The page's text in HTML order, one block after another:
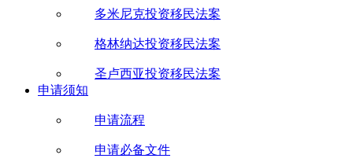
多米尼克投资移民法案
格林纳达投资移民法案
圣卢西亚投资移民法案
申请须知
申请流程
申请必备文件